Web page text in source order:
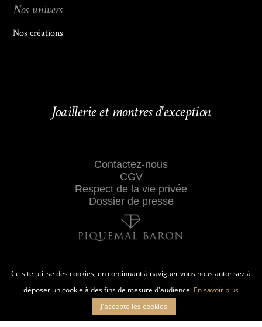
Nos univers
Nos créations
Joaillerie et montres d'exception
Contactez-nous
CGV
Respect de la vie privée
Dossier de presse
27 RUE CROIX-BARAGNON 31000 TOULOUSE
Ce site utilise des cookies, en continuant à naviguer vous nous autorisez à
déposer un cookie à des fins de mesure d'audience. En savoir plus
J'accepte les cookies